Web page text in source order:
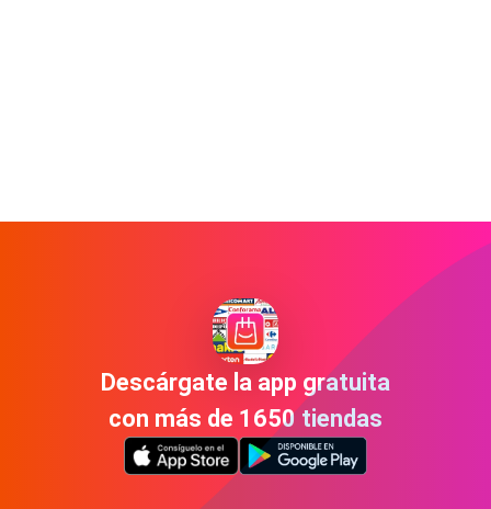
Descárgate la app gratuita
con más de 1650 tiendas